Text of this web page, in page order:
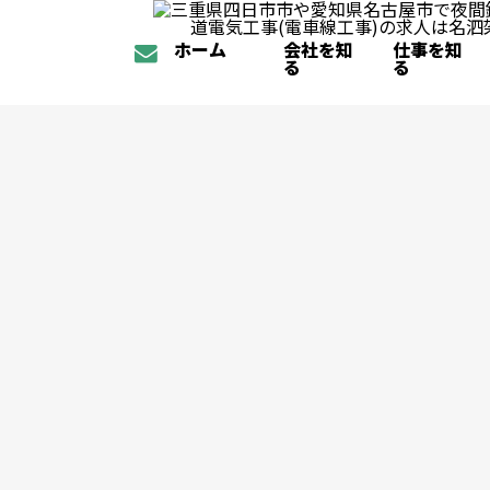
ホーム 会社を知
る
仕事を知
る